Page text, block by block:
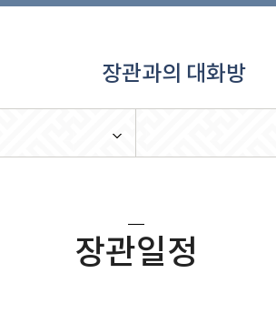
장관과의 대화방
장관일정